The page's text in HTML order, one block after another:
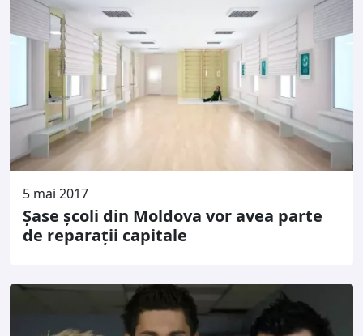
5 mai 2017
Șase școli din Moldova vor avea parte
de reparații capitale